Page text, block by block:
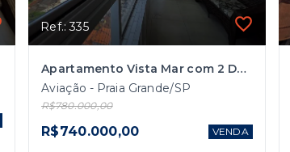
Ref.: 335
Apartamento Vista Mar com 2 Dormitórios na Aviação em Praia Grande
Aviação - Praia Grande/SP
R$780.000,00
R$740.000,00 VENDA